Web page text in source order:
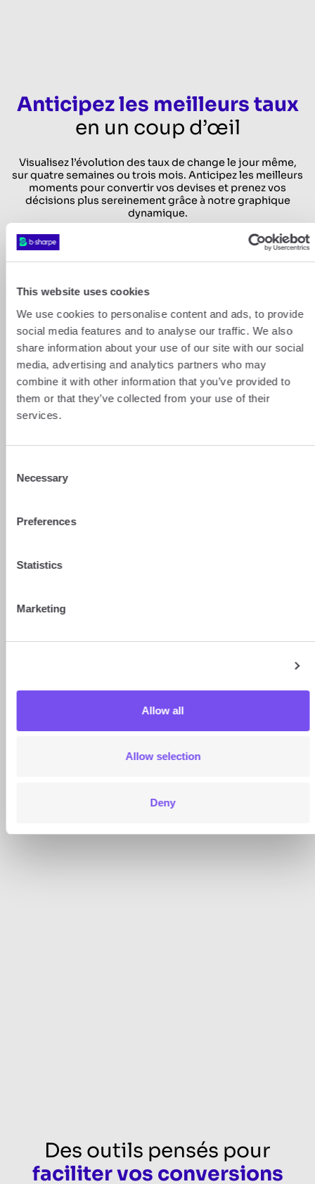
This website uses cookies
We use cookies to personalise content and ads, to provide
social media features and to analyse our traffic. We also
share information about your use of our site with our social
media, advertising and analytics partners who may
combine it with other information that you’ve provided to
them or that they’ve collected from your use of their
services.
Selection
Necessary
Preferences
Statistics
Marketing
Allow all
Allow selection
Deny
Anticipez les meilleurs taux
en un coup d’œil
Visualisez l’évolution des taux de change le jour même,
sur quatre semaines ou trois mois. Anticipez les meilleurs
moments pour convertir vos devises et prenez vos
décisions plus sereinement grâce à notre graphique
dynamique.
3 mois
Taux de change
1 CHF = 1,070072 EUR
Mise à jour toutes les 15 minutes
Dernière mise à jour : 6 août 2026 à 19:00
1,069
1,074
Des outils pensés pour
faciliter vos conversions